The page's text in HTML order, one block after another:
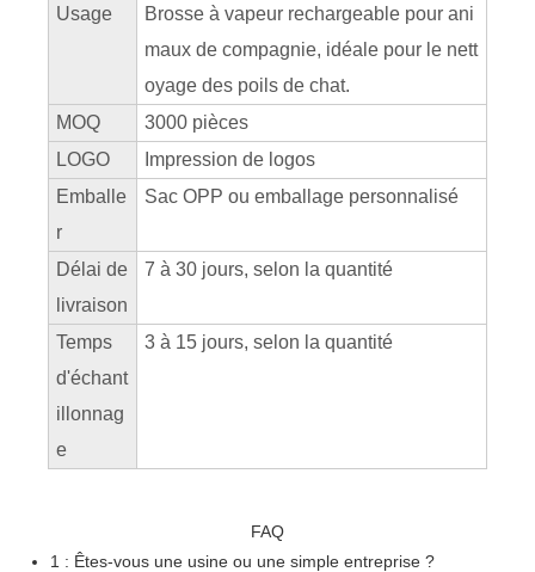
Usage
Brosse à vapeur rechargeable pour ani
maux de compagnie, idéale pour le nett
oyage des poils de chat.
MOQ
3000 pièces
LOGO
Impression de logos
Emballe
r
Sac OPP ou emballage personnalisé
Délai de
livraison
7 à 30 jours, selon la quantité
Temps
d'échant
illonnag
e
3 à 15 jours, selon la quantité
FAQ
1 : Êtes-vous une usine ou une simple entreprise ?